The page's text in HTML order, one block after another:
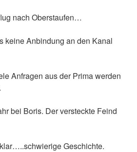
nach Oberstaufen…
keine Anbindung an den Kanal
Anfragen aus der Prima werden
bei Boris. Der versteckte Feind
Geschichte.